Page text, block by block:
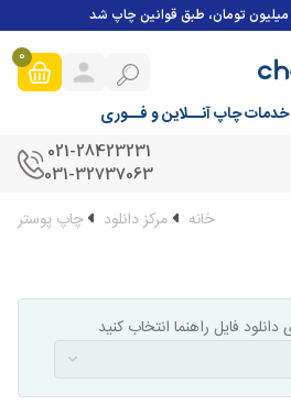
چاپ آنــلاین و فــوری
0
021-28423231
031-32737063
خانه مرکز دانلود چاپ پوستر
فایل راهنما انتخاب کنید